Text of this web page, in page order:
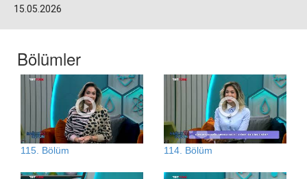
15.05.2026
Bölümler
115. Bölüm 114. Bölüm